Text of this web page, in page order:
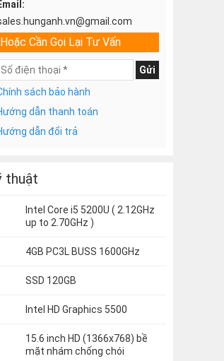
Hoặc Cần Gọi Lại Tư Vấn
Gửi
sách bảo hành
dẫn thanh toán
dẫn đổi trả
thuật
Intel Core i5 5200U ( 2.12GHz
up to 2.70GHz )
4GB PC3L BUSS 1600GHz
SSD 120GB
Intel HD Graphics 5500
15.6 inch HD (1366x768) bề
mặt nhám chống chói